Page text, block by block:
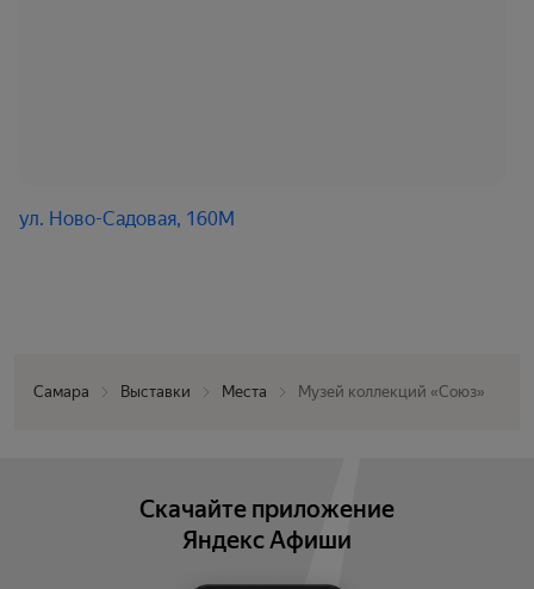
ул. Ново-Садовая, 160М
Самара Выставки Места Музей коллекций «Союз»
Скачайте приложение
Яндекс Афиши